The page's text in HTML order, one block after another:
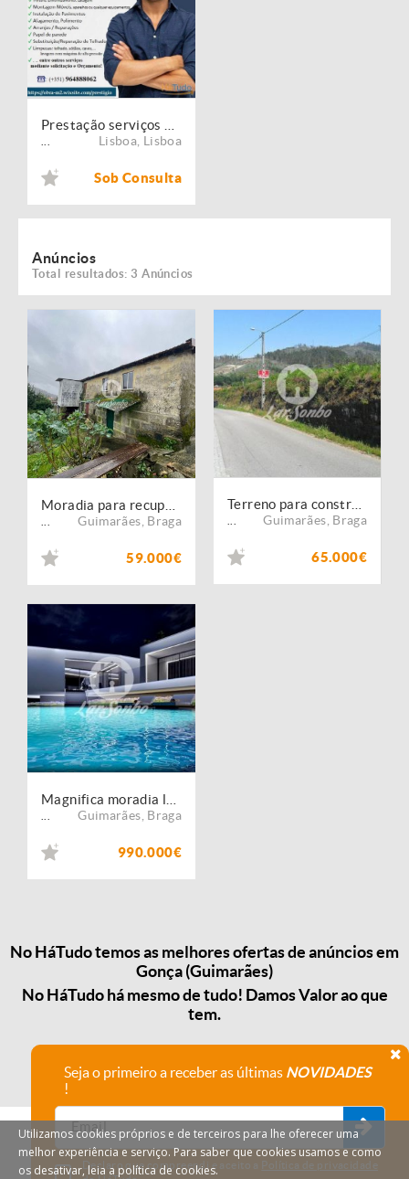
Lisboa Lisboa
Sob Consulta
Anúncios
Total resultados: 3 Anúncios
Guimarães Braga
59.000€
Guimarães Braga
65.000€
Guimarães Braga
990.000€
No HáTudo temos as melhores ofertas de anúncios em
Gonça (Guimarães)
No HáTudo há mesmo de tudo! Damos Valor ao que
tem.
Seja o primeiro a receber as últimas NOVIDADES
!
Declaro que compreendi e aceito a Política de privacidade
Utilizamos cookies próprios e de terceiros para lhe oferecer uma
melhor experiência e serviço. Para saber que cookies usamos e como
os desativar, leia a política de cookies.